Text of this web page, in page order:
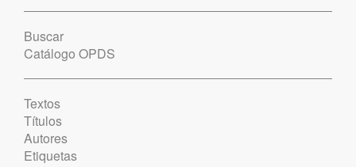
Buscar
Catálogo OPDS
Textos
Títulos
Autores
Etiquetas